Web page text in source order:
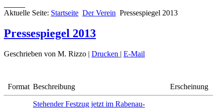
Aktuelle Seite: Startseite Der Verein Pressespiegel 2013
Pressespiegel 2013
Geschrieben von M. Rizzo | Drucken | E-Mail
Format Beschreibung Erscheinung
Stehender Festzug jetzt im Rabenau-